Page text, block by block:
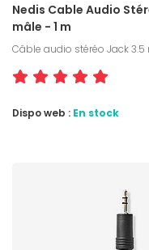
Nedis Cable Audio
mâle - 1 m
Câble audio stéréo Jack 3.5
Dispo web : En stock